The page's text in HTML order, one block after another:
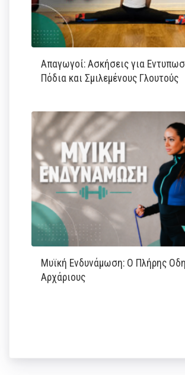
Απαγωγοί: Ασκήσεις για
Πόδια και Σμιλεμένους Γλουτούς
Μυϊκή Ενδυνάμωση: Ο Πλήρης
Αρχάριους